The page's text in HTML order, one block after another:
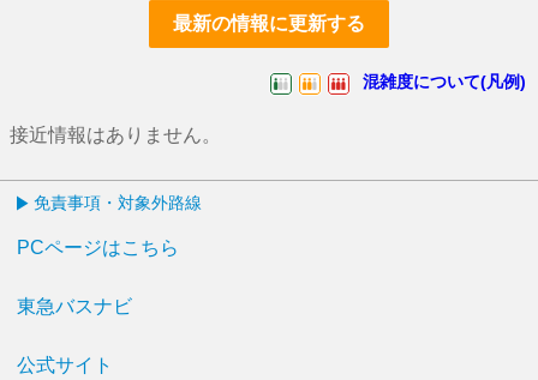
最新の情報に更新する
混雑度について(凡例)
接近情報はありません。
免責事項・対象外路線
PCページはこちら
東急バスナビ
公式サイト